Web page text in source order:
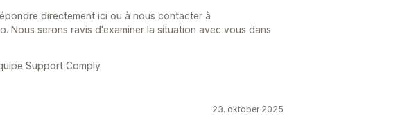
directement ici ou à nous contacter à
Nous serons ravis d'examiner la situation avec vous dans
Support Comply
23. oktober 2025